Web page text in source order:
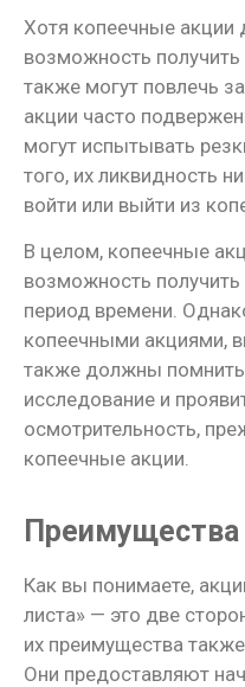
Хотя копеечные акции
возможность
также могут повлечь
акции часто
могут испытывать
того, их ликвидность
войти или выйти из
В целом, копеечные
возможность
период времени.
копеечными акциями,
также должны
исследование и
осмотрительность,
копеечные акции.
Преимущества
Как вы понимаете,
листа» — это две
их преимущества
Они предоставляют